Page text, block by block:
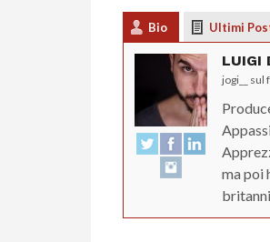
Bio Ultimi
LUIGI
jogi__ sul
ma poi